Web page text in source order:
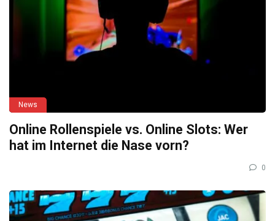
News
Online Rollenspiele vs. Online Slots: Wer
hat im Internet die Nase vorn?
0